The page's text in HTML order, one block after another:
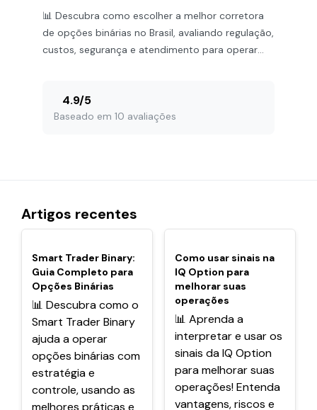
📊 Descubra como escolher a melhor corretora
de opções binárias no Brasil, avaliando regulação,
custos, segurança e atendimento para operar
4.9/5
Baseado em 10 avaliações
Artigos recentes
POPULARES
Smart Trader Binary:
Guia Completo para
Opções Binárias
📊 Descubra como o
Smart Trader Binary
ajuda a operar
opções binárias com
estratégia e
controle, usando as
melhores práticas e
POPULARES
Como usar sinais na
IQ Option para
melhorar suas
operações
📊 Aprenda a
interpretar e usar os
sinais da IQ Option
para melhorar suas
operações! Entenda
vantagens, riscos e